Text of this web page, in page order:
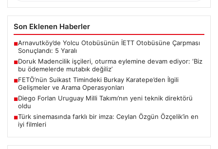
Son Eklenen Haberler
■Arnavutköy’de Yolcu Otobüsünün İETT Otobüsüne Çarpması
Sonuçlandı: 5 Yaralı
■Doruk Madencilik işçileri, oturma eylemine devam ediyor: ‘Biz
bu ödemelerde mutabık değiliz’
■FETÖ’nün Suikast Timindeki Burkay Karatepe’den İlgili
Gelişmeler ve Arama Operasyonları
■Diego Forlan Uruguay Milli Takımı’nın yeni teknik direktörü
oldu
■Türk sinemasında farklı bir imza: Ceylan Özgün Özçelik’in en
iyi filmleri